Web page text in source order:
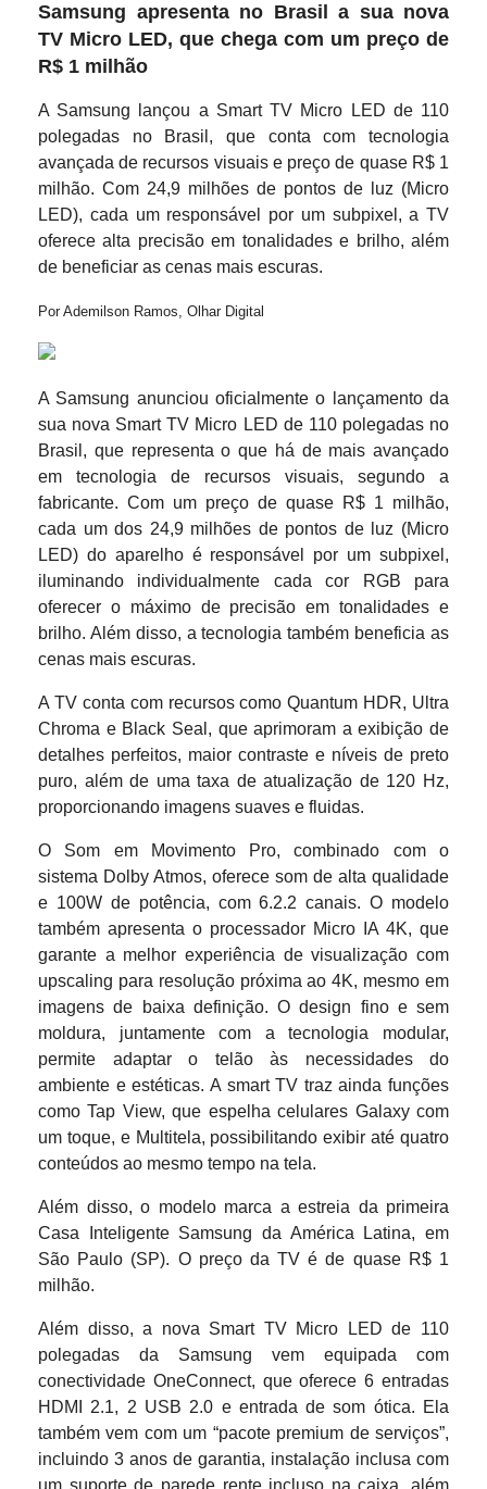
Samsung apresenta no Brasil a sua nova
TV Micro LED, que chega com um preço de
R$ 1 milhão
A Samsung lançou a Smart TV Micro LED de 110
polegadas no Brasil, que conta com tecnologia
avançada de recursos visuais e preço de quase R$ 1
milhão. Com 24,9 milhões de pontos de luz (Micro
LED), cada um responsável por um subpixel, a TV
oferece alta precisão em tonalidades e brilho, além
de beneficiar as cenas mais escuras.
Por Ademilson Ramos, Olhar Digital
A Samsung anunciou oficialmente o lançamento da
sua nova Smart TV Micro LED de 110 polegadas no
Brasil, que representa o que há de mais avançado
em tecnologia de recursos visuais, segundo a
fabricante. Com um preço de quase R$ 1 milhão,
cada um dos 24,9 milhões de pontos de luz (Micro
LED) do aparelho é responsável por um subpixel,
iluminando individualmente cada cor RGB para
oferecer o máximo de precisão em tonalidades e
brilho. Além disso, a tecnologia também beneficia as
cenas mais escuras.
A TV conta com recursos como Quantum HDR, Ultra
Chroma e Black Seal, que aprimoram a exibição de
detalhes perfeitos, maior contraste e níveis de preto
puro, além de uma taxa de atualização de 120 Hz,
proporcionando imagens suaves e fluidas.
O Som em Movimento Pro, combinado com o
sistema Dolby Atmos, oferece som de alta qualidade
e 100W de potência, com 6.2.2 canais. O modelo
também apresenta o processador Micro IA 4K, que
garante a melhor experiência de visualização com
upscaling para resolução próxima ao 4K, mesmo em
imagens de baixa definição. O design fino e sem
moldura, juntamente com a tecnologia modular,
permite adaptar o telão às necessidades do
ambiente e estéticas. A smart TV traz ainda funções
como Tap View, que espelha celulares Galaxy com
um toque, e Multitela, possibilitando exibir até quatro
conteúdos ao mesmo tempo na tela.
Além disso, o modelo marca a estreia da primeira
Casa Inteligente Samsung da América Latina, em
São Paulo (SP). O preço da TV é de quase R$ 1
milhão.
Além disso, a nova Smart TV Micro LED de 110
polegadas da Samsung vem equipada com
conectividade OneConnect, que oferece 6 entradas
HDMI 2.1, 2 USB 2.0 e entrada de som ótica. Ela
também vem com um “pacote premium de serviços”,
incluindo 3 anos de garantia, instalação inclusa com
um suporte de parede rente incluso na caixa, além